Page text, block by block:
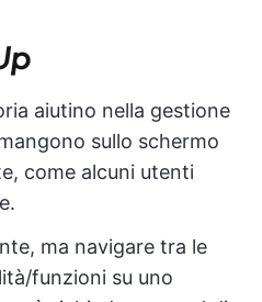
aiutino nella gestione
sullo schermo
come alcuni utenti
ma navigare tra le
funzioni su uno